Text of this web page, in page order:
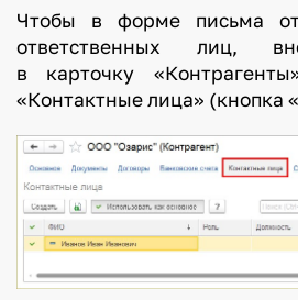
Чтобы в форме письма
ответственных лиц,
в карточку
«Контактные лица» (кнопка